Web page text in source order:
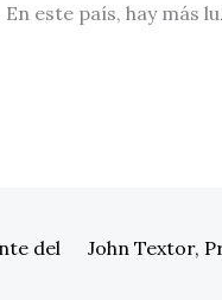
este país, hay más
del
John Textor,